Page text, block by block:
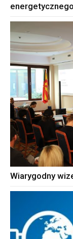
Wiarygodny